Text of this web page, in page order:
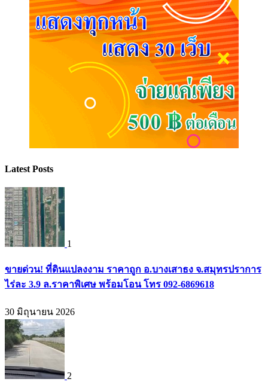
Latest Posts
1
ขายด่วน! ที่ดินแปลงงาม ราคาถูก อ.บางเสาธง จ.สมุทรปราการ
ไร่ละ 3.9 ล.ราคาพิเศษ พร้อมโอน โทร 092-6869618
30 มิถุนายน 2026
2